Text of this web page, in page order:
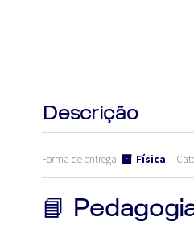
Descrição
Forma de entrega: Física
📘